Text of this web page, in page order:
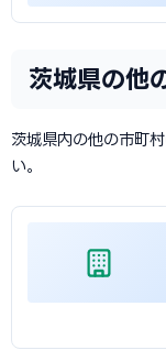
茨城県の他
茨城県内の他の市町
い。